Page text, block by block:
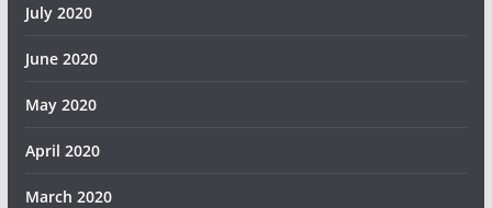
July 2020
June 2020
May 2020
April 2020
March 2020